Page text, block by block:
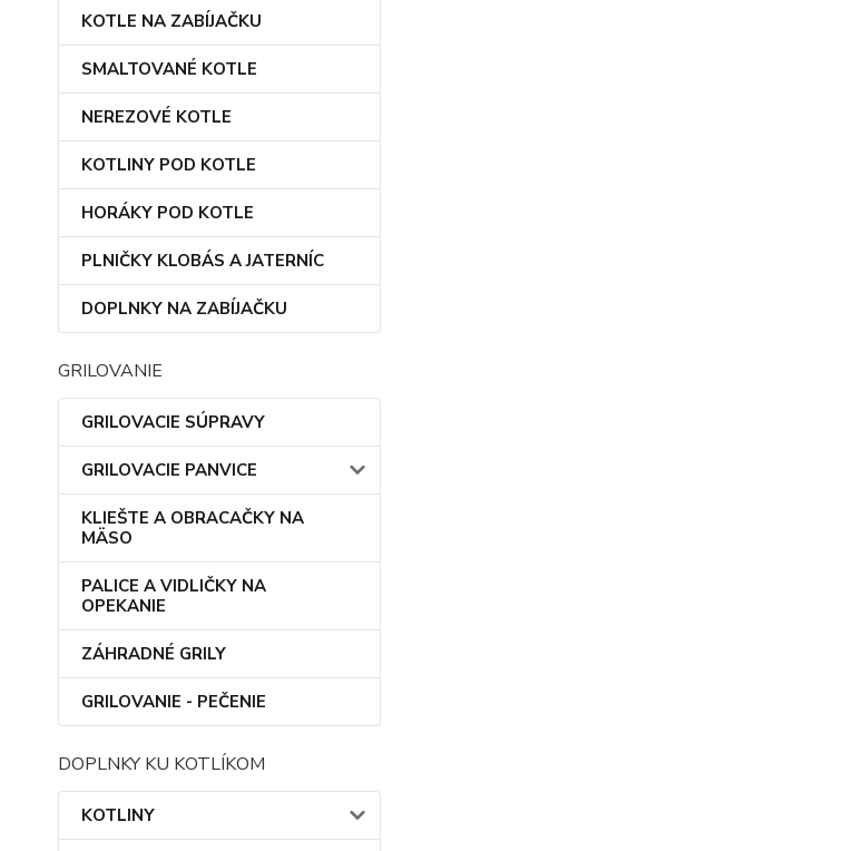
KOTLE NA ZABÍJAČKU
SMALTOVANÉ KOTLE
NEREZOVÉ KOTLE
KOTLINY POD KOTLE
HORÁKY POD KOTLE
PLNIČKY KLOBÁS A JATERNÍC
DOPLNKY NA ZABÍJAČKU
GRILOVANIE
GRILOVACIE SÚPRAVY
GRILOVACIE PANVICE
KLIEŠTE A OBRACAČKY NA
MÄSO
PALICE A VIDLIČKY NA
OPEKANIE
ZÁHRADNÉ GRILY
GRILOVANIE - PEČENIE
DOPLNKY KU KOTLÍKOM
KOTLINY